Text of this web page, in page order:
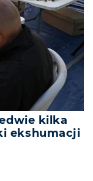
kilka
ekshumacji